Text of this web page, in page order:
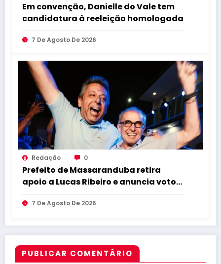
Em convenção, Danielle do Vale tem
candidatura à reeleição homologada
7 De Agosto De 2026
Redação 0
Prefeito de Massaranduba retira
apoio a Lucas Ribeiro e anuncia voto
em Cícero para o Governo
7 De Agosto De 2026
PUBLICAR COMENTÁRIO